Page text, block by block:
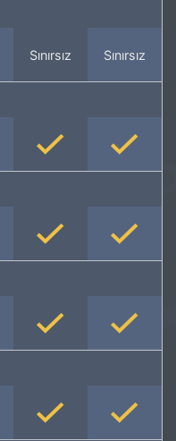
Sınırsız Sınırsız